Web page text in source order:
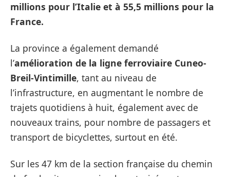
millions pour l’Italie et à 55,5 millions pour la
France.
La province a également demandé
l’amélioration de la ligne ferroviaire Cuneo-
Breil-Vintimille, tant au niveau de
l’infrastructure, en augmentant le nombre de
trajets quotidiens à huit, également avec de
nouveaux trains, pour nombre de passagers et
transport de bicyclettes, surtout en été.
Sur les 47 km de la section française du chemin